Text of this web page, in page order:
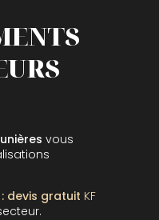
vous
devis gratuit KF